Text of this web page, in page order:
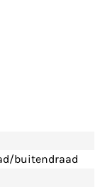
buitendraad